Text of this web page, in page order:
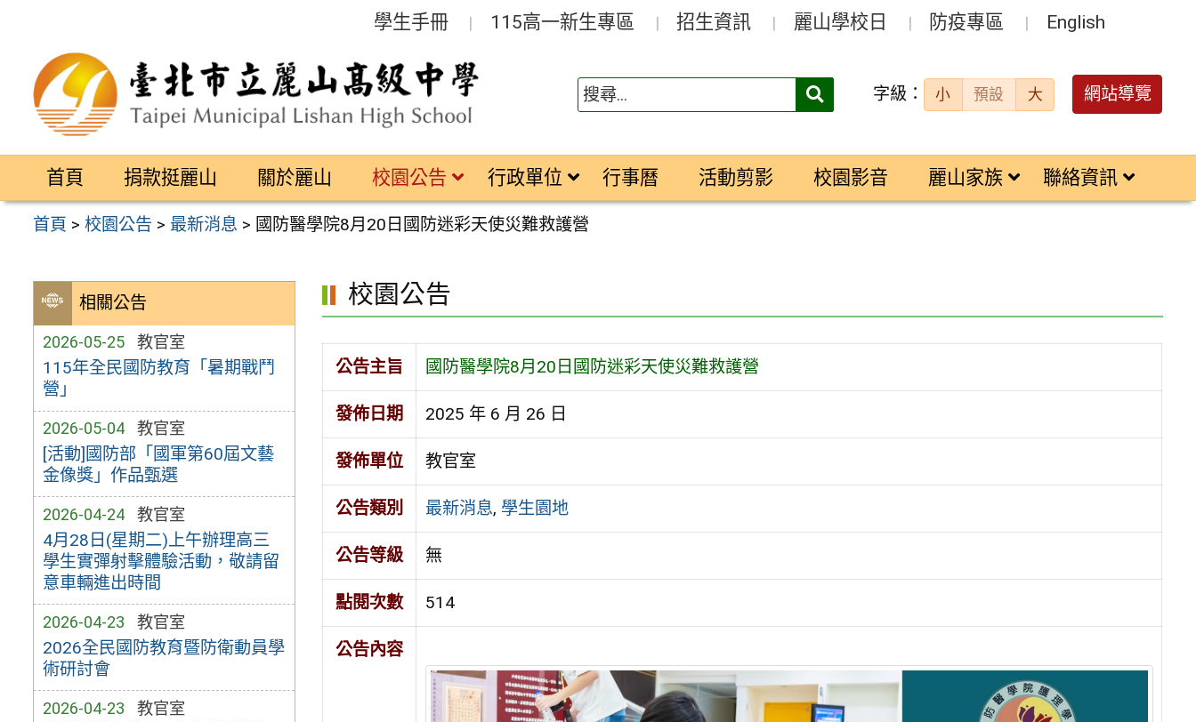
區
學生手冊 115高一新生專區 招生資訊 麗山學校日 防疫專區 English
搜
字級： 小 預設 大 網站導覽
首頁 捐款挺麗山 關於麗山 校園公告 行政單位 行事曆 活動剪影 校園影音 麗山家族 聯絡資訊
首頁 >校園公告 > 最新消息 > 國防醫學院8月20日國防迷彩天使災難救護營
相關公告
2026-05-25 教官室
115年全民國防教育「暑期戰鬥
營」
2026-05-04 教官室
[活動]國防部「國軍第60屆文藝
金像獎」作品甄選
2026-04-24 教官室
4月28日(星期二)上午辦理高三
學生實彈射擊體驗活動，敬請留
意車輛進出時間
2026-04-23 教官室
2026全民國防教育暨防衛動員學
術研討會
2026-04-23 教官室
校園公告
公告主旨 國防醫學院8月20日國防迷彩天使災難救護營
發佈日期 2025 年 6 月 26 日
發佈單位 教官室
公告類別 最新消息, 學生園地
公告等級 無
點閱次數 514
公告內容